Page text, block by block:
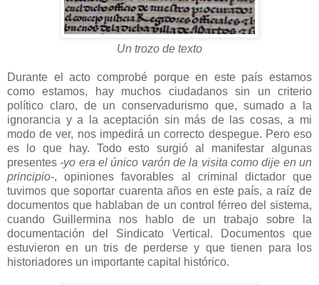
Un trozo de texto
Durante el acto comprobé porque en este país estamos
como estamos, hay muchos ciudadanos sin un criterio
político claro, de un conservadurismo que, sumado a la
ignorancia y a la aceptación sin más de las cosas, a mi
modo de ver, nos impedirá un correcto despegue. Pero eso
es lo que hay. Todo esto surgió al manifestar algunas
presentes -yo era el único varón de la visita como dije en un
principio-, opiniones favorables al criminal dictador que
tuvimos que soportar cuarenta años en este país, a raíz de
documentos que hablaban de un control férreo del sistema,
cuando Guillermina nos hablo de un trabajo sobre la
documentación del Sindicato Vertical. Documentos que
estuvieron en un tris de perderse y que tienen para los
historiadores un importante capital histórico.